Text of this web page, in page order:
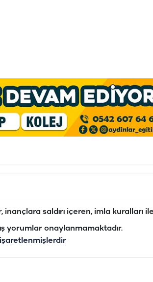
saldırı içeren, imla kuralları ile
yorumlar onaylanmamaktadır.